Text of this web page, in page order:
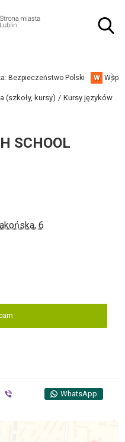
Bezpieczeństwo Polski W
(szkoły, kursy)
Kursy języków
SCHOOL
6
WhatsApp